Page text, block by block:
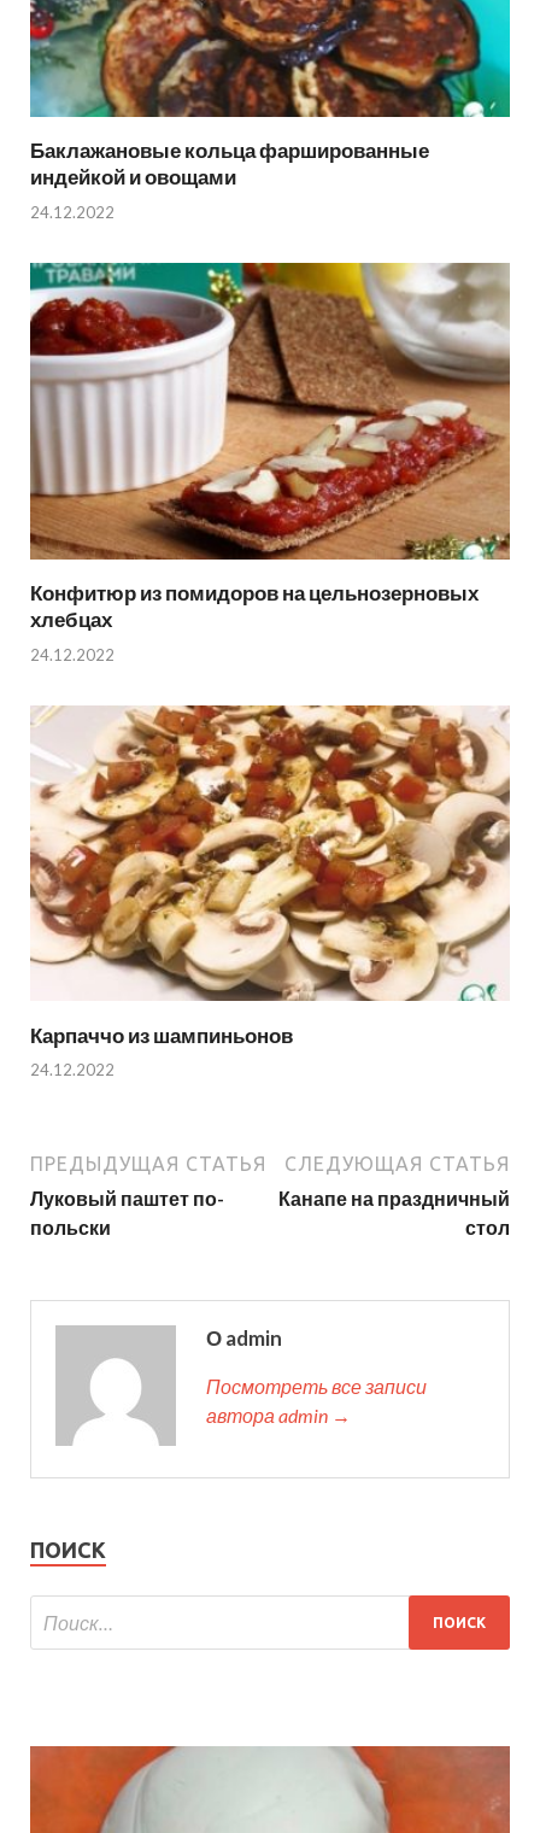
Баклажановые кольца фаршированные
индейкой и овощами
24.12.2022
Конфитюр из помидоров на цельнозерновых
хлебцах
24.12.2022
Карпаччо из шампиньонов
24.12.2022
ПРЕДЫДУЩАЯ СТАТЬЯ
Луковый паштет по-
польски
СЛЕДУЮЩАЯ СТАТЬЯ
Канапе на праздничный
стол
О admin
Посмотреть все записи
автора admin →
ПОИСК